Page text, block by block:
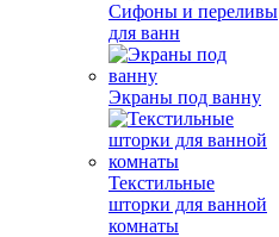
Сифоны и переливы
для ванн
Экраны под ванну
Текстильные
шторки для ванной
комнаты